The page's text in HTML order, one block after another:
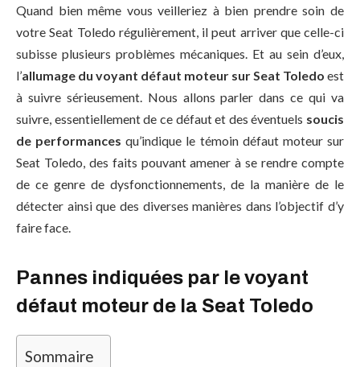
Quand bien même vous veilleriez à bien prendre soin de
votre Seat Toledo régulièrement, il peut arriver que celle-ci
subisse plusieurs problèmes mécaniques. Et au sein d’eux,
l’allumage du voyant défaut moteur sur Seat Toledo est
à suivre sérieusement. Nous allons parler dans ce qui va
suivre, essentiellement de ce défaut et des éventuels soucis
de performances qu’indique le témoin défaut moteur sur
Seat Toledo, des faits pouvant amener à se rendre compte
de ce genre de dysfonctionnements, de la manière de le
détecter ainsi que des diverses manières dans l’objectif d’y
faire face.
Pannes indiquées par le voyant
défaut moteur de la Seat Toledo
Sommaire